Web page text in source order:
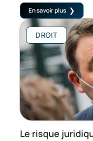
En savoir plus
DROIT
Le risque